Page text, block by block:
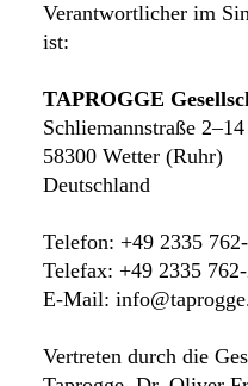
Verantwortlicher im
ist:
TAPROGGE
Schliemannstraße 2–14
58300 Wetter (Ruhr)
Deutschland
Telefon: +49 2335
Telefax: +49 2335
E-Mail:
Vertreten durch die